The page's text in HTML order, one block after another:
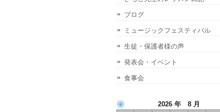
ブログ
ミュージックフェスティバル
生徒・保護者様の声
発表会・イベント
食事会
2026 年 8 月